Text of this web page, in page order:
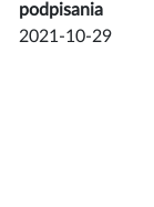
podpisania
2021-10-29